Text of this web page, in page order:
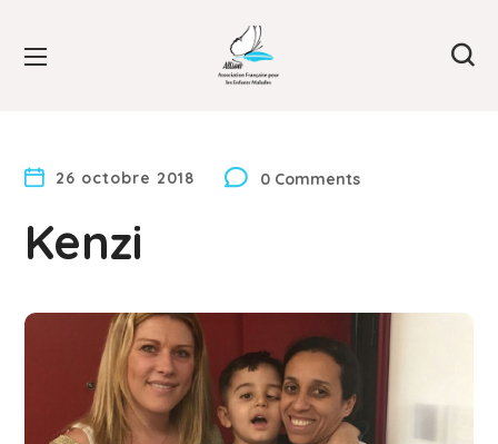
26 octobre 2018 0 Comments
Kenzi